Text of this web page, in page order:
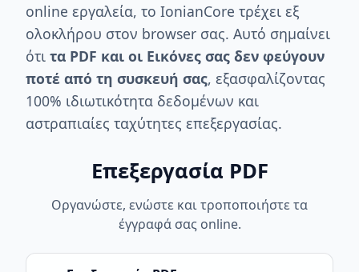
online εργαλεία, το IonianCore τρέχει εξ
ολοκλήρου στον browser σας. Αυτό σημαίνει
ότι τα PDF και οι Εικόνες σας δεν φεύγουν
ποτέ από τη συσκευή σας, εξασφαλίζοντας
100% ιδιωτικότητα δεδομένων και
αστραπιαίες ταχύτητες επεξεργασίας.
Επεξεργασία PDF
Οργανώστε, ενώστε και τροποποιήστε τα
έγγραφά σας online.